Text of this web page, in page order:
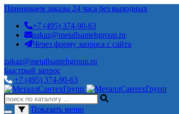
Принимаем заказы 24 часа без выходных
+7 (495) 374-90-63
zakaz@metallsantehgroup.ru
Через форму запроса с сайта
zakaz@metallsantehgroup.ru
Быстрый запрос
+7 (495) 374-90-63
Показать меню